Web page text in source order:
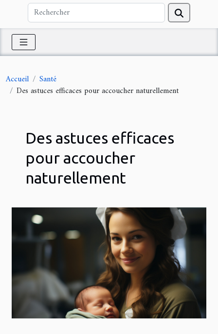
Accueil
Santé
Des astuces efficaces pour accoucher naturellement
Des astuces efficaces
pour accoucher
naturellement